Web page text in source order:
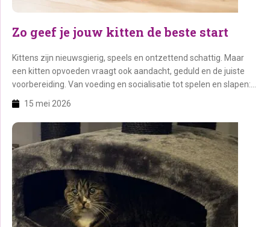
Zo geef je jouw kitten de beste start
Kittens zijn nieuwsgierig, speels en ontzettend schattig. Maar
een kitten opvoeden vraagt ook aandacht, geduld en de juiste
voorbereiding. Van voeding en socialisatie tot spelen en slapen:
in deze blog ontdek je alles wat je moet weten om jouw kitten
een veilige en liefdevolle start te geven. Op deze pagina: 1.
Waarom kittens zoveel aandacht […]
15 mei 2026